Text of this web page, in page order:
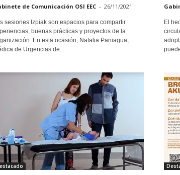
de Comunicación OSI EEC - 26/11/2021
sesiones Izpiak son espacios para compartir
buenas prácticas y proyectos de la
En esta ocasión, Natalia Paniagua,
de Urgencias de...
El